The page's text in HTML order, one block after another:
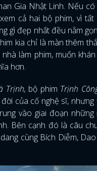
Gia Nhật Linh. Nếu
cả hai bộ phim, vì
gì đẹp nhất đều nằm
kia chỉ là màn thêm
làm phim, muốn
hơn.
Trịnh, bộ phim Trịnh
của cố nghệ sĩ,
vào giai đoạn những
Bên cạnh đó là câu
cùng Bích Diễm,